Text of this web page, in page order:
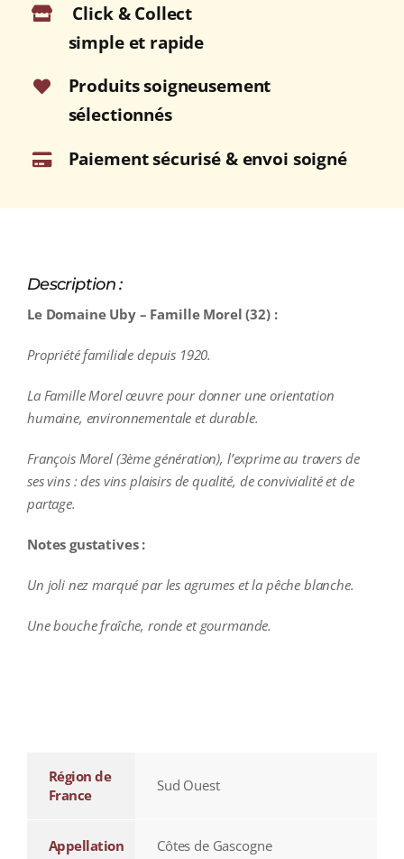
2024
75cl
Click & Collect
simple et rapide
Produits soigneusement
sélectionnés
Paiement sécurisé & envoi soigné
Description :
Le Domaine Uby – Famille Morel (32) :
Propriété familiale depuis 1920.
La Famille Morel œuvre pour donner une orientation
humaine, environnementale et durable.
François Morel (3ème génération), l’exprime au travers de
ses vins : des vins plaisirs de qualité, de convivialité et de
partage.
Notes gustatives :
Un joli nez marqué par les agrumes et la pêche blanche.
Une bouche fraîche, ronde et gourmande.
Région de
France
Sud Ouest
Appellation Côtes de Gascogne